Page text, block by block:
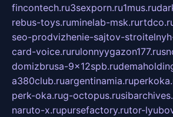
fincontech.ru3sexporn.ru1mus.ru
rebus-toys.ruminelab-msk.ru
seo-prodvizhenie-sajtov-
card-voice.rurulonnyygazon177.ru
domizbrusa-9x12spb.ru
a380club.ruargentinamia.ru
perk-oka.rug-octopus.ru
naruto-x.rupursefactory.rutor-